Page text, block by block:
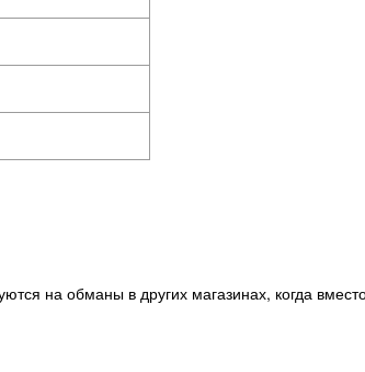
на обманы в других магазинах, когда